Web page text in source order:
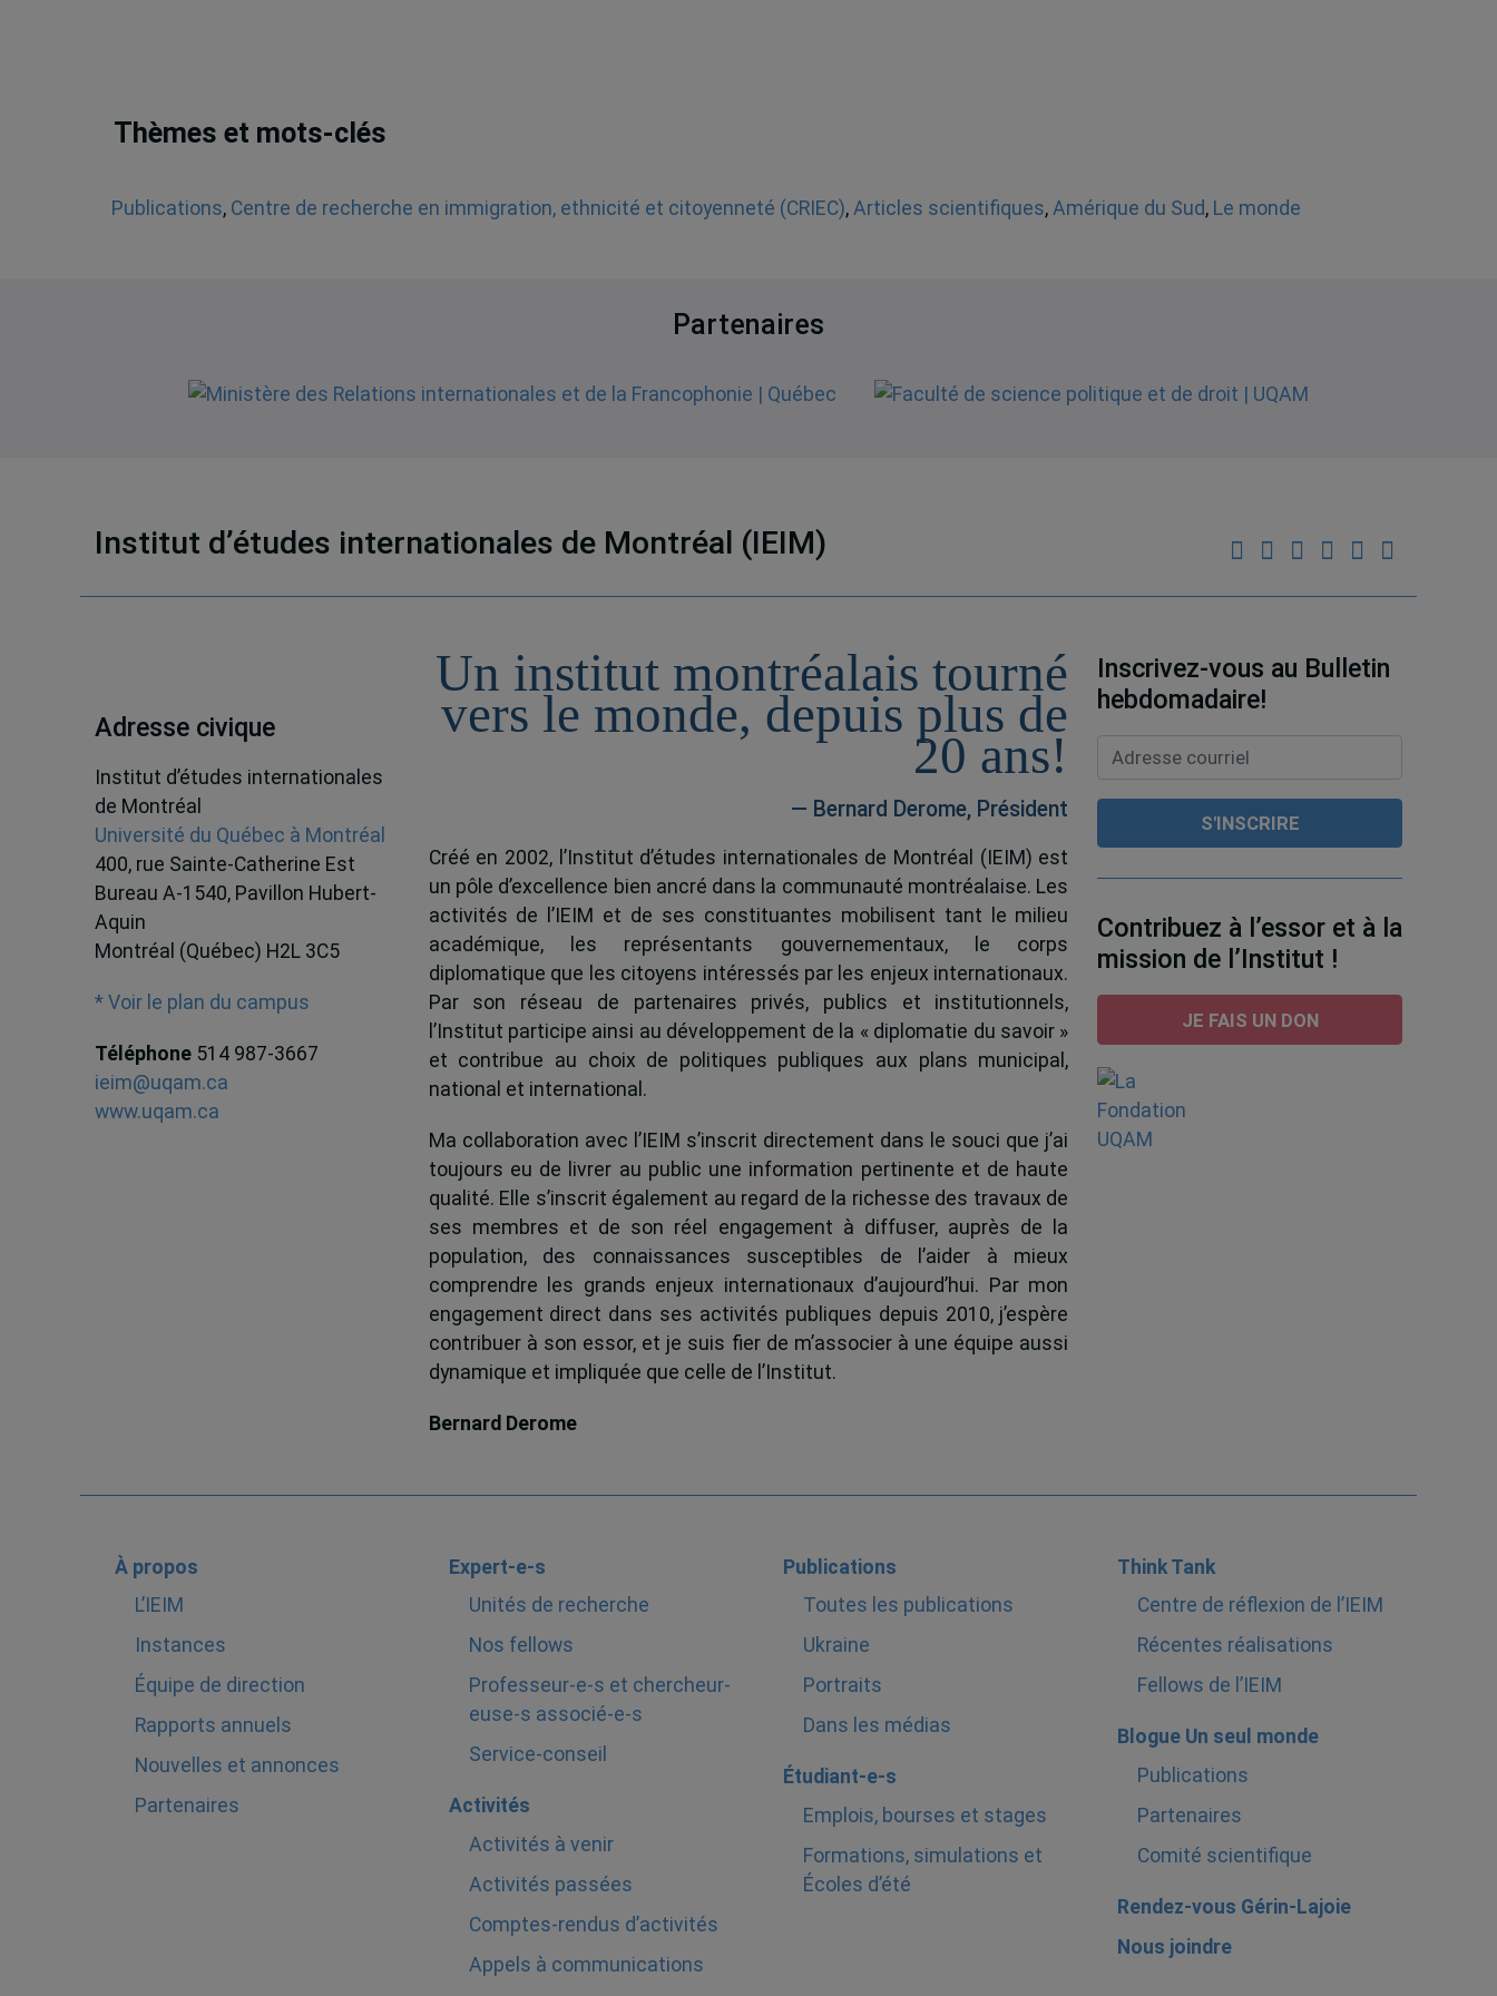
Thèmes et mots-clés
Publications, Centre de recherche en immigration, ethnicité et citoyenneté (CRIEC), Articles scientifiques, Amérique du Sud, Le monde
Partenaires
Institut d’études internationales de Montréal (IEIM)
Adresse civique
Institut d’études internationales
de Montréal
Université du Québec à Montréal
400, rue Sainte-Catherine Est
Bureau A-1540, Pavillon Hubert-
Aquin
Montréal (Québec) H2L 3C5
* Voir le plan du campus
Téléphone 514 987-3667
ieim@uqam.ca
www.uqam.ca
Un institut montréalais tourné
vers le monde, depuis plus de
20 ans!
— Bernard Derome, Président
Créé en 2002, l’Institut d’études internationales de Montréal (IEIM) est
un pôle d’excellence bien ancré dans la communauté montréalaise. Les
activités de l’IEIM et de ses constituantes mobilisent tant le milieu
académique, les représentants gouvernementaux, le corps
diplomatique que les citoyens intéressés par les enjeux internationaux.
Par son réseau de partenaires privés, publics et institutionnels,
l’Institut participe ainsi au développement de la « diplomatie du savoir »
et contribue au choix de politiques publiques aux plans municipal,
national et international.
Ma collaboration avec l’IEIM s’inscrit directement dans le souci que j’ai
toujours eu de livrer au public une information pertinente et de haute
qualité. Elle s’inscrit également au regard de la richesse des travaux de
ses membres et de son réel engagement à diffuser, auprès de la
population, des connaissances susceptibles de l’aider à mieux
comprendre les grands enjeux internationaux d’aujourd’hui. Par mon
engagement direct dans ses activités publiques depuis 2010, j’espère
contribuer à son essor, et je suis fier de m’associer à une équipe aussi
dynamique et impliquée que celle de l’Institut.
Bernard Derome
Inscrivez-vous au Bulletin
hebdomadaire!
Contribuez à l’essor et à la
mission de l’Institut !
JE FAIS UN DON
À propos
L’IEIM
Instances
Équipe de direction
Rapports annuels
Nouvelles et annonces
Partenaires
Expert-e-s
Unités de recherche
Nos fellows
Professeur-e-s et chercheur-
euse-s associé-e-s
Service-conseil
Activités
Activités à venir
Activités passées
Comptes-rendus d’activités
Appels à communications
Publications
Toutes les publications
Ukraine
Portraits
Dans les médias
Étudiant-e-s
Emplois, bourses et stages
Formations, simulations et
Écoles d’été
Think Tank
Centre de réflexion de l’IEIM
Récentes réalisations
Fellows de l’IEIM
Blogue Un seul monde
Publications
Partenaires
Comité scientifique
Rendez-vous Gérin-Lajoie
Nous joindre